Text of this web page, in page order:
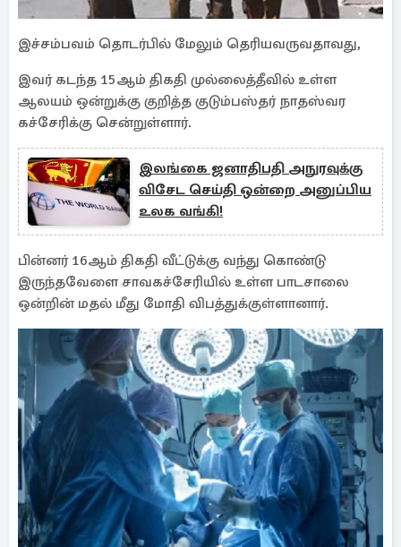
இச்சம்பவம் தொடர்பில் மேலும் தெரியவருவதாவது,
இவர் கடந்த 15ஆம் திகதி முல்லைத்தீவில் உள்ள
ஆலயம் ஒன்றுக்கு குறித்த குடும்பஸ்தர் நாதஸ்வர
கச்சேரிக்கு சென்றுள்ளார்.
இலங்கை ஜனாதிபதி அநுரவுக்கு
விசேட செய்தி ஒன்றை அனுப்பிய
உலக வங்கி!
பின்னர் 16ஆம் திகதி வீட்டுக்கு வந்து கொண்டு
இருந்தவேளை சாவகச்சேரியில் உள்ள பாடசாலை
ஒன்றின் மதல் மீது மோதி விபத்துக்குள்ளானார்.